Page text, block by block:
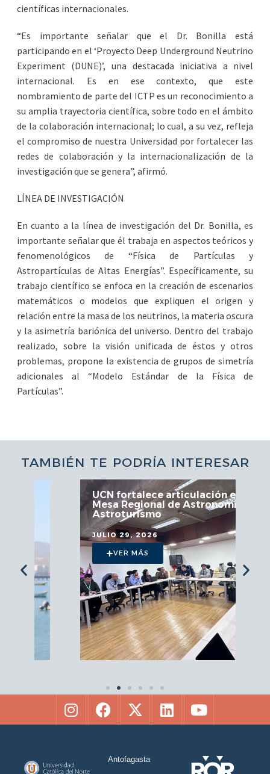
científicas internacionales.
“Es importante señalar que el Dr. Bonilla está
participando en el ‘Proyecto Deep Underground Neutrino
Experiment (DUNE)’, una destacada iniciativa a nivel
internacional. Es en ese contexto, que este
nombramiento de parte del ICTP es un reconocimiento a
su amplia trayectoria científica, sobre todo en el ámbito
de la colaboración internacional; lo cual, a su vez, refleja
el compromiso de nuestra Universidad por fortalecer las
redes de colaboración y la internacionalización de la
investigación que se genera”, afirmó.
LÍNEA DE INVESTIGACIÓN
En cuanto a la línea de investigación del Dr. Bonilla, es
importante señalar que él trabaja en aspectos teóricos y
fenomenológicos de “Física de Partículas y
Astropartículas de Altas Energías”. Específicamente, su
trabajo científico se enfoca en la creación de escenarios
matemáticos o modelos que expliquen el origen y
relación entre la masa de los neutrinos, la materia oscura
y la asimetría bariónica del universo. Dentro del trabajo
realizado, sobre la visión unificada de éstos y otros
problemas, propone la existencia de grupos de simetría
adicionales al “Modelo Estándar de la Física de
Partículas”.
TAMBIÉN TE PODRÍA INTERESAR
UCN fortalece articulación en
Mesa Regional de Astronomía y
Astroturismo
JULIO 29, 2026
Antofagasta